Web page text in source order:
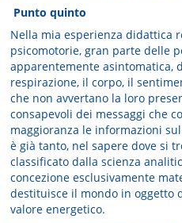
Punto quinto
Nella mia esperienza didattica
psicomotorie, gran parte delle
apparentemente asintomatica,
respirazione, il corpo, il
che non avvertano la loro
consapevoli dei messaggi che
maggioranza le informazioni
è già tanto, nel sapere dove si
classificato dalla scienza
concezione esclusivamente
destituisce il mondo in oggetto
valore energetico.